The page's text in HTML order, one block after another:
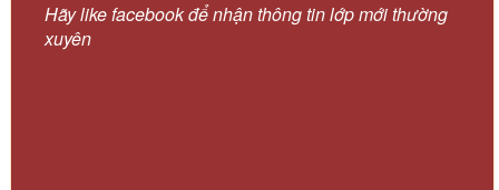
Hãy like facebook để nhận thông tin lớp mới thường
xuyên